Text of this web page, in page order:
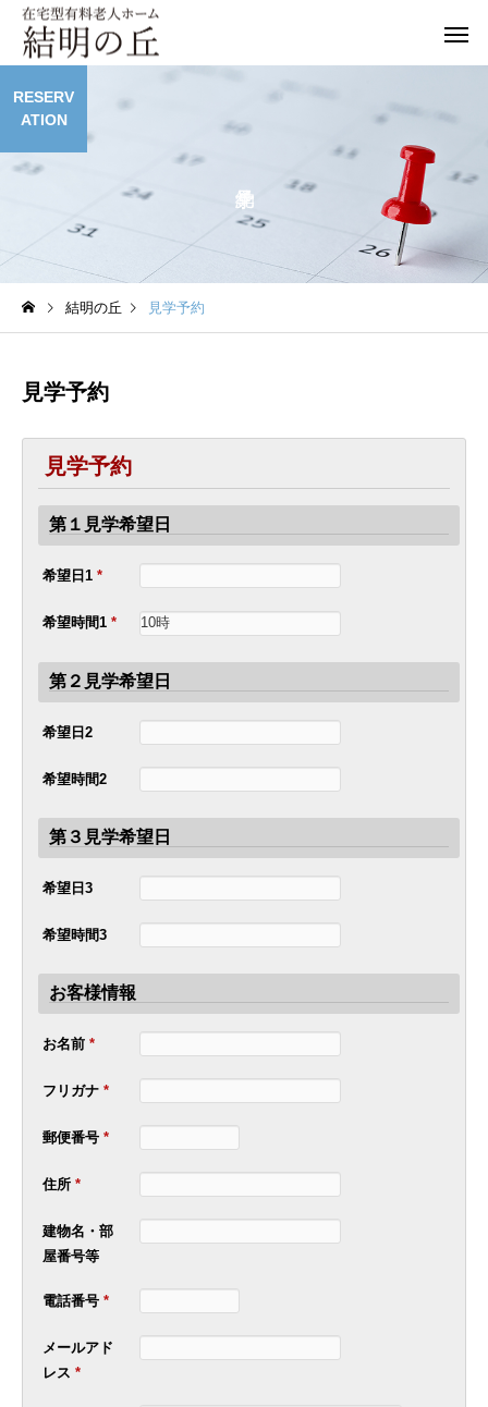
RESERV
ATION
結明の丘 見学予約
見学予約
見学予約
第１見学希望日
希望日1 *
希望時間1 *
第２見学希望日
希望日2
希望時間2
第３見学希望日
希望日3
希望時間3
お客様情報
お名前 *
フリガナ *
郵便番号 *
住所 *
建物名・部
屋番号等
電話番号 *
メールアド
レス *